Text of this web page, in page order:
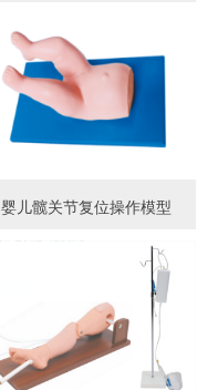
婴儿髋关节复位操作模型